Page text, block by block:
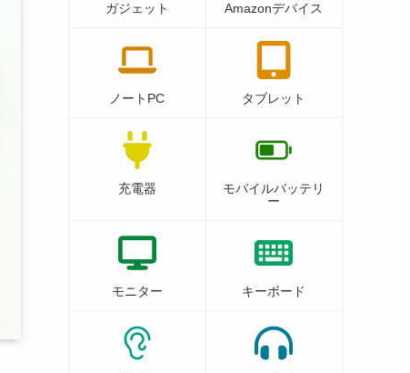
ガジェット Amazonデバイス
ノートPC タブレット
充電器
モバイルバッテリ
ー
モニター キーボード